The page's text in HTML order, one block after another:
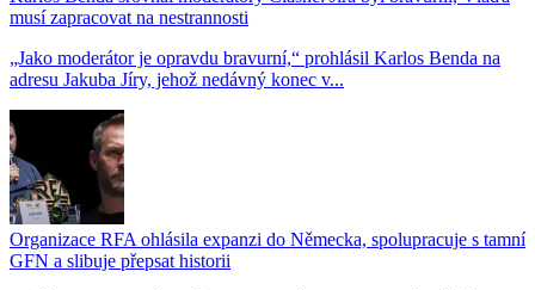
musí zapracovat na nestrannosti
„Jako moderátor je opravdu bravurní,“ prohlásil Karlos Benda na
adresu Jakuba Jíry, jehož nedávný konec v...
Organizace RFA ohlásila expanzi do Německa, spolupracuje s tamní
GFN a slibuje přepsat historii